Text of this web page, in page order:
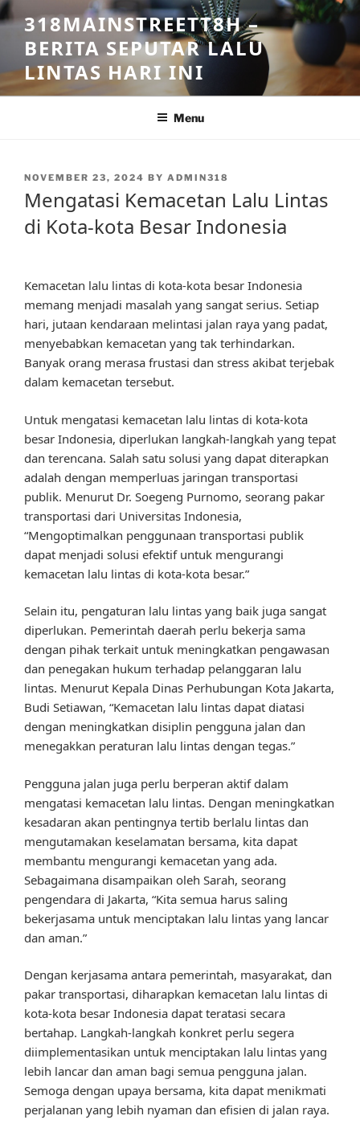
Skip
to
content
318MAINSTREETT8H –
BERITA SEPUTAR LALU
LINTAS HARI INI
Menu
POSTED
NOVEMBER 23, 2024 BY ADMIN318
Mengatasi Kemacetan Lalu Lintas
di Kota-kota Besar Indonesia
Kemacetan lalu lintas di kota-kota besar Indonesia
memang menjadi masalah yang sangat serius. Setiap
hari, jutaan kendaraan melintasi jalan raya yang padat,
menyebabkan kemacetan yang tak terhindarkan.
Banyak orang merasa frustasi dan stress akibat terjebak
dalam kemacetan tersebut.
Untuk mengatasi kemacetan lalu lintas di kota-kota
besar Indonesia, diperlukan langkah-langkah yang tepat
dan terencana. Salah satu solusi yang dapat diterapkan
adalah dengan memperluas jaringan transportasi
publik. Menurut Dr. Soegeng Purnomo, seorang pakar
transportasi dari Universitas Indonesia,
“Mengoptimalkan penggunaan transportasi publik
dapat menjadi solusi efektif untuk mengurangi
kemacetan lalu lintas di kota-kota besar.”
Selain itu, pengaturan lalu lintas yang baik juga sangat
diperlukan. Pemerintah daerah perlu bekerja sama
dengan pihak terkait untuk meningkatkan pengawasan
dan penegakan hukum terhadap pelanggaran lalu
lintas. Menurut Kepala Dinas Perhubungan Kota Jakarta,
Budi Setiawan, “Kemacetan lalu lintas dapat diatasi
dengan meningkatkan disiplin pengguna jalan dan
menegakkan peraturan lalu lintas dengan tegas.”
Pengguna jalan juga perlu berperan aktif dalam
mengatasi kemacetan lalu lintas. Dengan meningkatkan
kesadaran akan pentingnya tertib berlalu lintas dan
mengutamakan keselamatan bersama, kita dapat
membantu mengurangi kemacetan yang ada.
Sebagaimana disampaikan oleh Sarah, seorang
pengendara di Jakarta, “Kita semua harus saling
bekerjasama untuk menciptakan lalu lintas yang lancar
dan aman.”
Dengan kerjasama antara pemerintah, masyarakat, dan
pakar transportasi, diharapkan kemacetan lalu lintas di
kota-kota besar Indonesia dapat teratasi secara
bertahap. Langkah-langkah konkret perlu segera
diimplementasikan untuk menciptakan lalu lintas yang
lebih lancar dan aman bagi semua pengguna jalan.
Semoga dengan upaya bersama, kita dapat menikmati
perjalanan yang lebih nyaman dan efisien di jalan raya.